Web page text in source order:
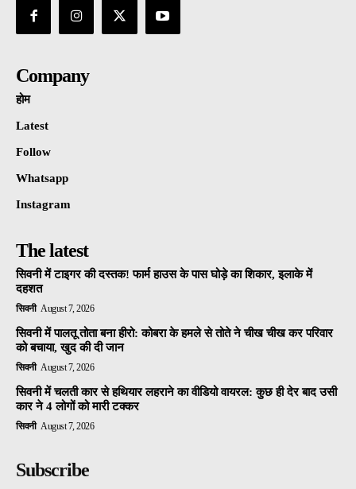
Company
होम
Latest
Follow
Whatsapp
Instagram
The latest
सिवनी में टाइगर की दस्तक! फार्म हाउस के पास घोड़े का शिकार, इलाके में
दहशत
सिवनी August 7, 2026
सिवनी में पालतू तोता बना हीरो: कोबरा के हमले से तोते ने चीख चीख कर परिवार
को बचाया, खुद की दी जान
सिवनी August 7, 2026
सिवनी में चलती कार से हथियार लहराने का वीडियो वायरल: कुछ ही देर बाद उसी
कार ने 4 लोगों को मारी टक्कर
सिवनी August 7, 2026
Subscribe